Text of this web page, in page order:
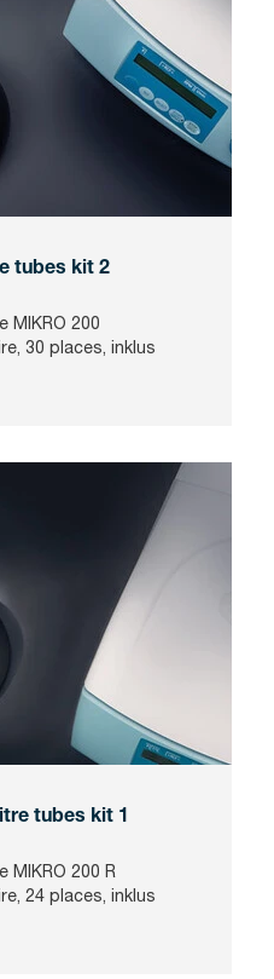
tubes kit 2
MIKRO 200
30 places, inklus
tubes kit 1
MIKRO 200 R
24 places, inklus